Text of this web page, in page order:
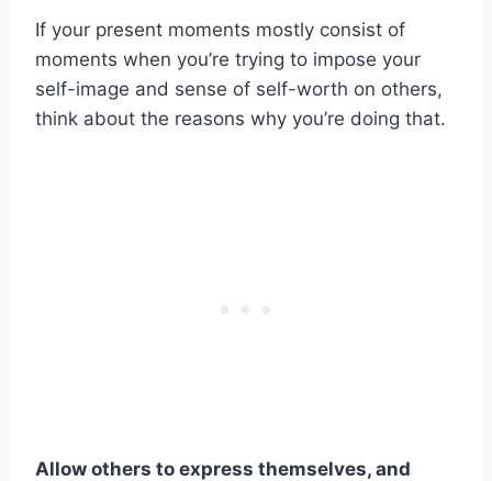
If your present moments mostly consist of
moments when you’re trying to impose your
self-image and sense of self-worth on others,
think about the reasons why you’re doing that.
Allow others to express themselves, and